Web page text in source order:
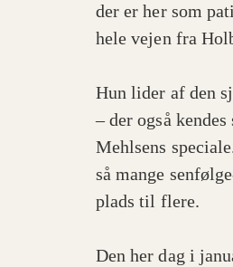
der er her som
hele vejen fra
Hun lider af den
– der også
Mehlsens
så mange
plads til flere.
Den her dag i